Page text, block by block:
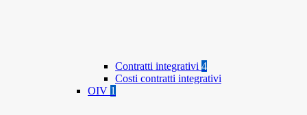
Contratti integrativi 4
Costi contratti integrativi
OIV 1